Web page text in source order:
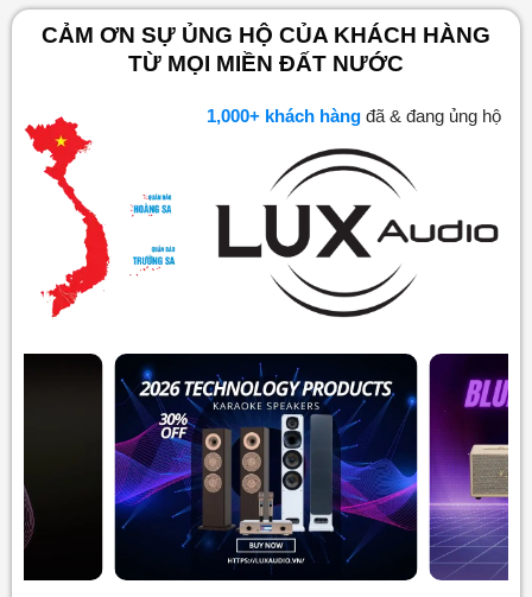
CẢM ƠN SỰ ỦNG HỘ CỦA KHÁCH HÀNG
TỪ MỌI MIỀN ĐẤT NƯỚC
1,000+ khách hàng đã & đang ủng hộ